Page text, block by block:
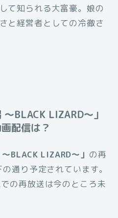
て知られる大富豪。娘の
と経営者としての冷徹さ
BLACK LIZARD〜」
配信は？
BLACK LIZARD〜」 の再
通り予定されています。
の再放送は今のところ未